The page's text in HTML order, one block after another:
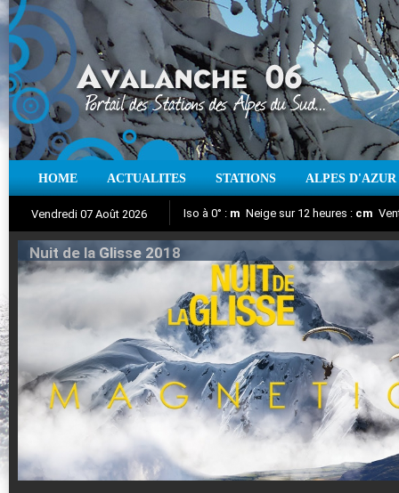
HOME ACTUALITES STATIONS ALPES D'AZUR
Vendredi 07 Août 2026
Aujourd'hui : T° Min : °C T° Max :°C
Iso à 0° : m Neige sur 12 heures : cm
Suivez en direct l'actualité des stations
Nuit de la Glisse 2018